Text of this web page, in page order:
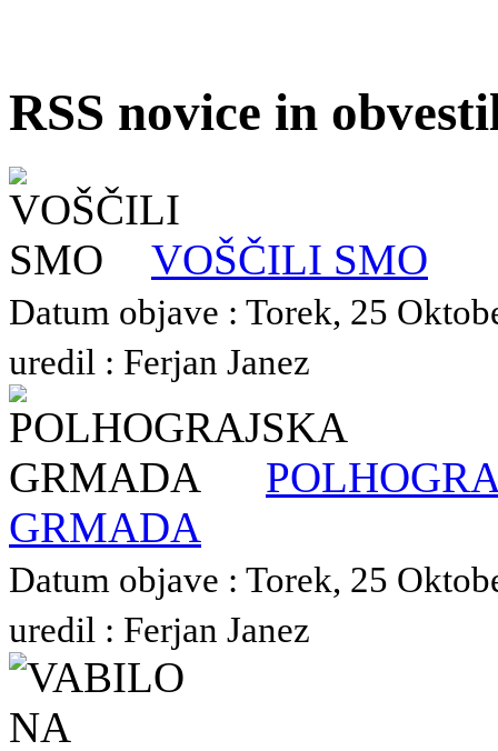
RSS novice in
VOŠČILI SMO
Datum objave : Torek, 25
uredil : Ferjan Janez
GRMADA
Datum objave : Torek, 25
uredil : Ferjan Janez